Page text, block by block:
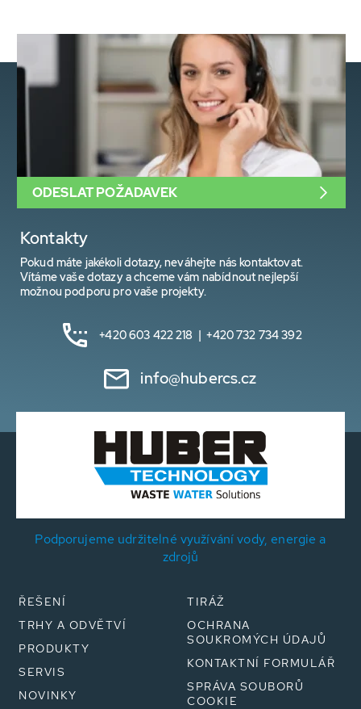
Kontakty
Pokud máte jakékoli dotazy, neváhejte nás kontaktovat.
Vítáme vaše dotazy a chceme vám nabídnout nejlepší
možnou podporu pro vaše projekty.
+420 603 422 218 | +420 732 734 392
info@hubercs.cz
ODESLAT POŽADAVEK
Podporujeme udržitelné využívání vody, energie a
zdrojů
ŘEŠENÍ
TRHY A ODVĚTVÍ
PRODUKTY
SERVIS
NOVINKY
TIRÁŽ
OCHRANA
SOUKROMÝCH ÚDAJŮ
KONTAKTNÍ FORMULÁŘ
SPRÁVA SOUBORŮ
COOKIE